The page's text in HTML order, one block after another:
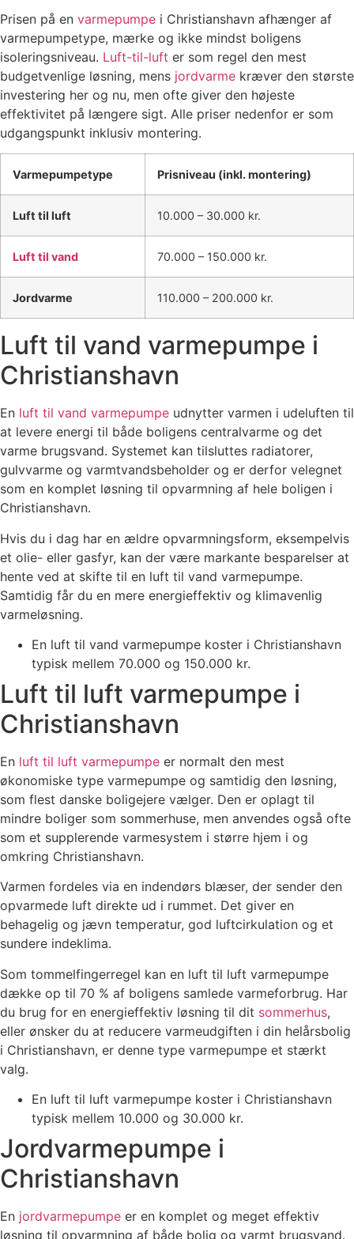
Prisen på en varmepumpe i Christianshavn afhænger af
varmepumpetype, mærke og ikke mindst boligens
isoleringsniveau. Luft-til-luft er som regel den mest
budgetvenlige løsning, mens jordvarme kræver den største
investering her og nu, men ofte giver den højeste
effektivitet på længere sigt. Alle priser nedenfor er som
udgangspunkt inklusiv montering.
Varmepumpetype Prisniveau (inkl. montering)
Luft til luft 10.000 – 30.000 kr.
Luft til vand 70.000 – 150.000 kr.
Jordvarme 110.000 – 200.000 kr.
Luft til vand varmepumpe i
Christianshavn
En luft til vand varmepumpe udnytter varmen i udeluften til
at levere energi til både boligens centralvarme og det
varme brugsvand. Systemet kan tilsluttes radiatorer,
gulvvarme og varmtvandsbeholder og er derfor velegnet
som en komplet løsning til opvarmning af hele boligen i
Christianshavn.
Hvis du i dag har en ældre opvarmningsform, eksempelvis
et olie- eller gasfyr, kan der være markante besparelser at
hente ved at skifte til en luft til vand varmepumpe.
Samtidig får du en mere energieffektiv og klimavenlig
varmeløsning.
En luft til vand varmepumpe koster i Christianshavn
typisk mellem 70.000 og 150.000 kr.
Luft til luft varmepumpe i
Christianshavn
En luft til luft varmepumpe er normalt den mest
økonomiske type varmepumpe og samtidig den løsning,
som flest danske boligejere vælger. Den er oplagt til
mindre boliger som sommerhuse, men anvendes også ofte
som et supplerende varmesystem i større hjem i og
omkring Christianshavn.
Varmen fordeles via en indendørs blæser, der sender den
opvarmede luft direkte ud i rummet. Det giver en
behagelig og jævn temperatur, god luftcirkulation og et
sundere indeklima.
Som tommelfingerregel kan en luft til luft varmepumpe
dække op til 70 % af boligens samlede varmeforbrug. Har
du brug for en energieffektiv løsning til dit sommerhus,
eller ønsker du at reducere varmeudgiften i din helårsbolig
i Christianshavn, er denne type varmepumpe et stærkt
valg.
En luft til luft varmepumpe koster i Christianshavn
typisk mellem 10.000 og 30.000 kr.
Jordvarmepumpe i
Christianshavn
En jordvarmepumpe er en komplet og meget effektiv
løsning til opvarmning af både bolig og varmt brugsvand.